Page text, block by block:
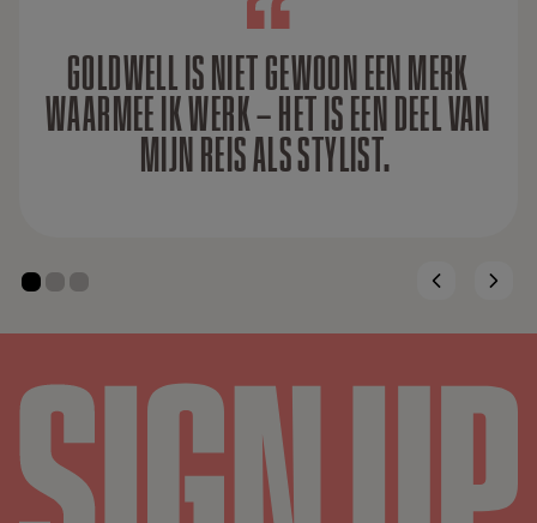
GOLDWELL IS NIET GEWOON EEN MERK
WAARMEE IK WERK – HET IS EEN DEEL VAN
MIJN REIS ALS STYLIST.